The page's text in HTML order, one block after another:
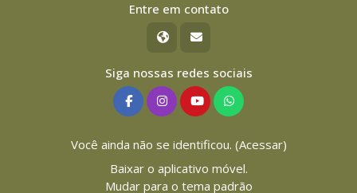
Entre em contato
Siga nossas redes sociais
Você ainda não se identificou. (Acessar)
Baixar o aplicativo móvel.
Mudar para o tema padrão